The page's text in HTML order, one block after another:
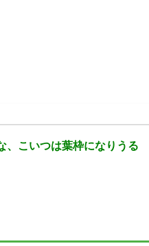
、こいつは葉枠になりうる